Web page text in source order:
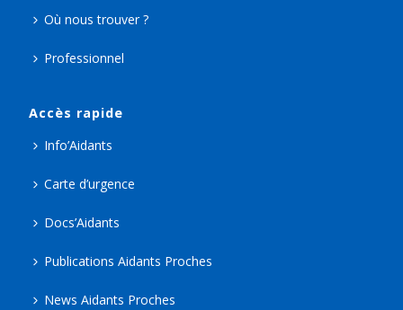
Où nous trouver ?
Professionnel
Accès rapide
Info’Aidants
Carte d’urgence
Docs’Aidants
Publications Aidants Proches
News Aidants Proches